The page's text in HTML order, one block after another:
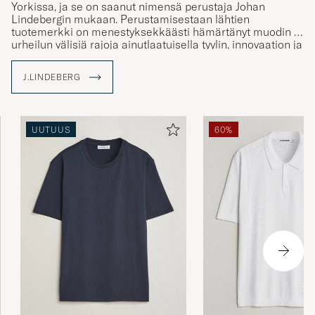
Yorkissa, ja se on saanut nimensä perustaja Johan
Lindebergin mukaan. Perustamisestaan lähtien
tuotemerkki on menestyksekkäästi hämärtänyt muodin ja
urheilun välisiä rajoja ainutlaatuisella tyylin, innovaation ja
luovuuden yhdistelmällä. Nykyään tuotemerkillä on
J.Lindeberg yhdistää kulttuurit ja ideat luomalla vaatteita,
valikoimaamme Care of Carlissa, jossa perinteet
kohtaavat nykyaikaisuuden.
J.LINDEBERG
UUTUUS 60%